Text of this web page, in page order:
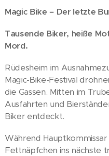
Magic Bike – Der letzte
Tausende Biker, heiße
Mord.
Rüdesheim im
Magic-Bike-Festival
die Gassen. Mitten im
Ausfahrten und
Biker entdeckt.
Während
Fettnäpfchen ins nächste